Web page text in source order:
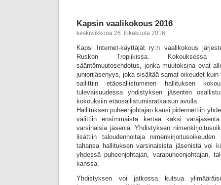
Kapsin vaalikokous 2016
keskiviikkona 26. lokakuuta 2016
Kapsi Internet-käyttäjät ry:n vaalikokous
Ruskon Tropiikissa. Kokouksessa
sääntömuutosehdotus, jonka muutoksina ovat
juniorijäsenyys, joka sisältää samat oikeudet
sallittiin etäosallistuminen hallituksen
tulevaisuudessa yhdistyksen jäsenten
kokouksiin etäosallistumisratkaisun avulla.
Hallituksen puheenjohtajan kausi pidennettiin
valittiin ensimmäistä kertaa kaksi
varsinaisia jäseniä. Yhdistyksen
lisättiin taloudenhoitaja
tahansa hallituksen varsinaisista jäsenistä voi
yhdessä puheenjohtajan, varapuheenjohtajan,
kanssa.
Yhdistyksen voi jatkossa kutsua